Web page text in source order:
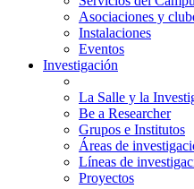
Asociaciones y
Instalaciones
Eventos
Investigación
La Salle y la
Be a Researcher
Grupos e Institutos
Áreas de
Líneas de
Proyectos